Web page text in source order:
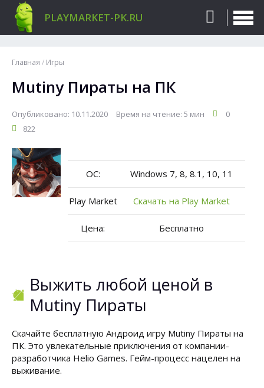
PLAYMARKET-PK.RU
Главная / Игры
Mutiny Пираты на ПК
Опубликовано: 10.11.2020 Время на чтение: 5 мин
0
822
ОС: Windows 7, 8, 8.1, 10, 11
Play Market Скачать на Play Market
Цена: Бесплатно
Выжить любой ценой в
Mutiny Пираты
Скачайте бесплатную Андроид игру Mutiny Пираты на
ПК. Это увлекательные приключения от компании-
разработчика Helio Games. Гейм-процесс нацелен на
выживание.